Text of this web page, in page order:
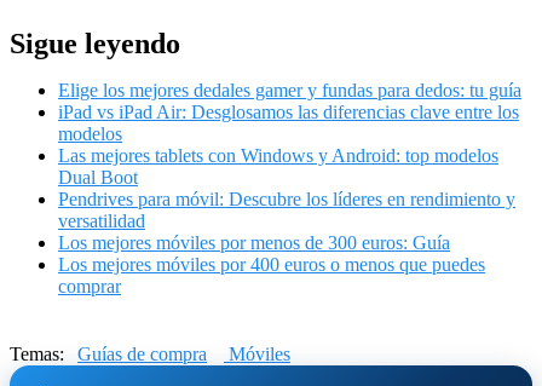
Sigue leyendo
Elige los mejores dedales gamer y fundas para dedos: tu guía
iPad vs iPad Air: Desglosamos las diferencias clave entre los
modelos
Las mejores tablets con Windows y Android: top modelos
Dual Boot
Pendrives para móvil: Descubre los líderes en rendimiento y
versatilidad
Los mejores móviles por menos de 300 euros: Guía
Los mejores móviles por 400 euros o menos que puedes
comprar
Temas: Guías de compra Móviles